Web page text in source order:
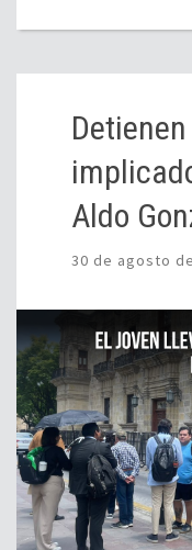
Aldo
30 de agosto